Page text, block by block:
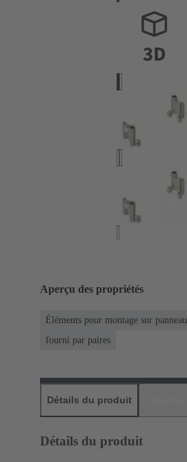
Aperçu des propriétés
Éléments pour montage sur panneau
fourni par paires
Détails du produit
Détails du produit